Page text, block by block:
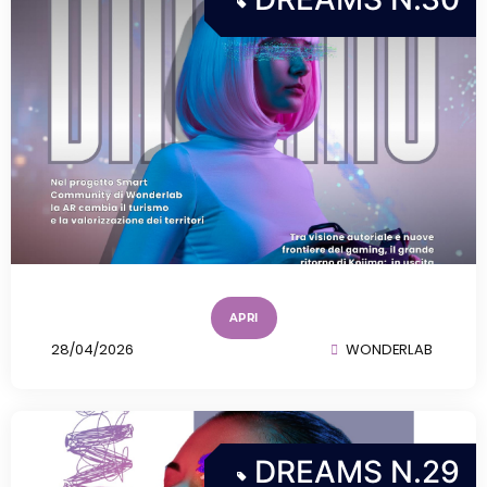
Dreams n.24
https://issuu.com/wonderlabsrl/
fr=sZjA1OTgzODkzODQ
Read More
Dreams.n23
https://e.issuu.com/embed.html?
d=dreams_n.23&u=wonderlabsrl
d=dreams_n.22&u=wonderlabsrl
Read More
Dreams n.21
APRI
28/04/2026 WONDERLAB
DREAMS N.29